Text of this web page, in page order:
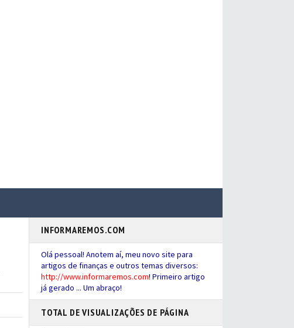
INFORMAREMOS.COM
Olá pessoal! Anotem aí, meu novo site para
artigos de finanças e outros temas diversos:
http://www.informaremos.com! Primeiro artigo
já gerado ... Um abraço!
TOTAL DE VISUALIZAÇÕES DE PÁGINA